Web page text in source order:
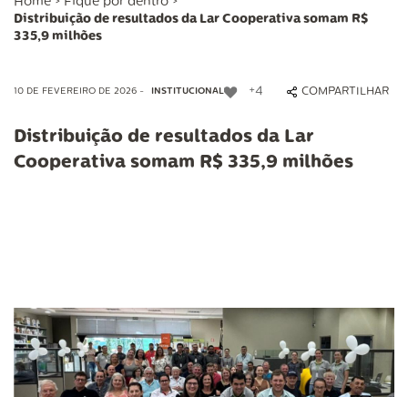
Distribuição de resultados da Lar Cooperativa somam R$
335,9 milhões
10 DE FEVEREIRO DE 2026 - INSTITUCIONAL +4 COMPARTILHAR
Distribuição de resultados da Lar
Cooperativa somam R$ 335,9 milhões